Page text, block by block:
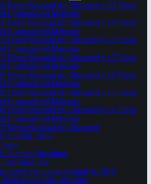
Fiesta Nacional del Chamamé y 20ª Fiesta
Chamamé del Mercosur
Fiesta Nacional del Chamamé y 19ª Fiesta
Chamamé del Mercosur
Fiesta Nacional del Chamamé y 18ª Fiesta
Chamamé del Mercosur
Fiesta Nacional del Chamamé y 17ª Fiesta
Chamamé del Mercosur
Fiesta Nacional del Chamamé y 16ª Fiesta
Chamamé del Mercosur
Fiesta Nacional del Chamamé y 15ª Fiesta
Chamamé del Mercosur
Fiesta Nacional del Chamamé y 14ª Fiesta
Chamamé del Mercosur
Fiesta Nacional del Chamamé
Edición. 2016.
Rock
Correntinos
Corrientes Jazz
sobre Patrimonio Integral del NEA
Mercado de Arte Corrientes